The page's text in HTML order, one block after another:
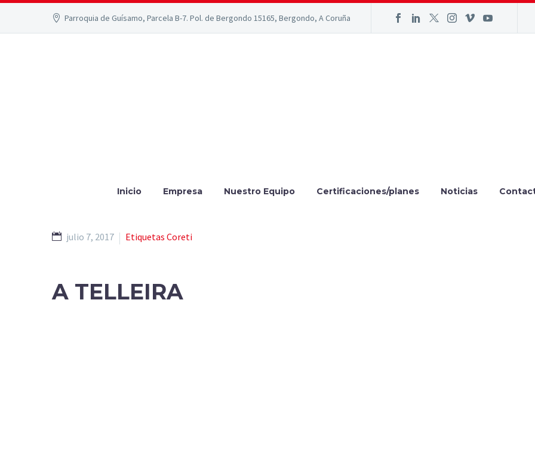
Parroquia de Guísamo, Parcela B-7. Pol. de Bergondo 15165, Bergondo, A Coruña
Inicio Empresa Nuestro Equipo Certificaciones/planes Noticias
julio 7, 2017 Etiquetas Coreti
A TELLEIRA